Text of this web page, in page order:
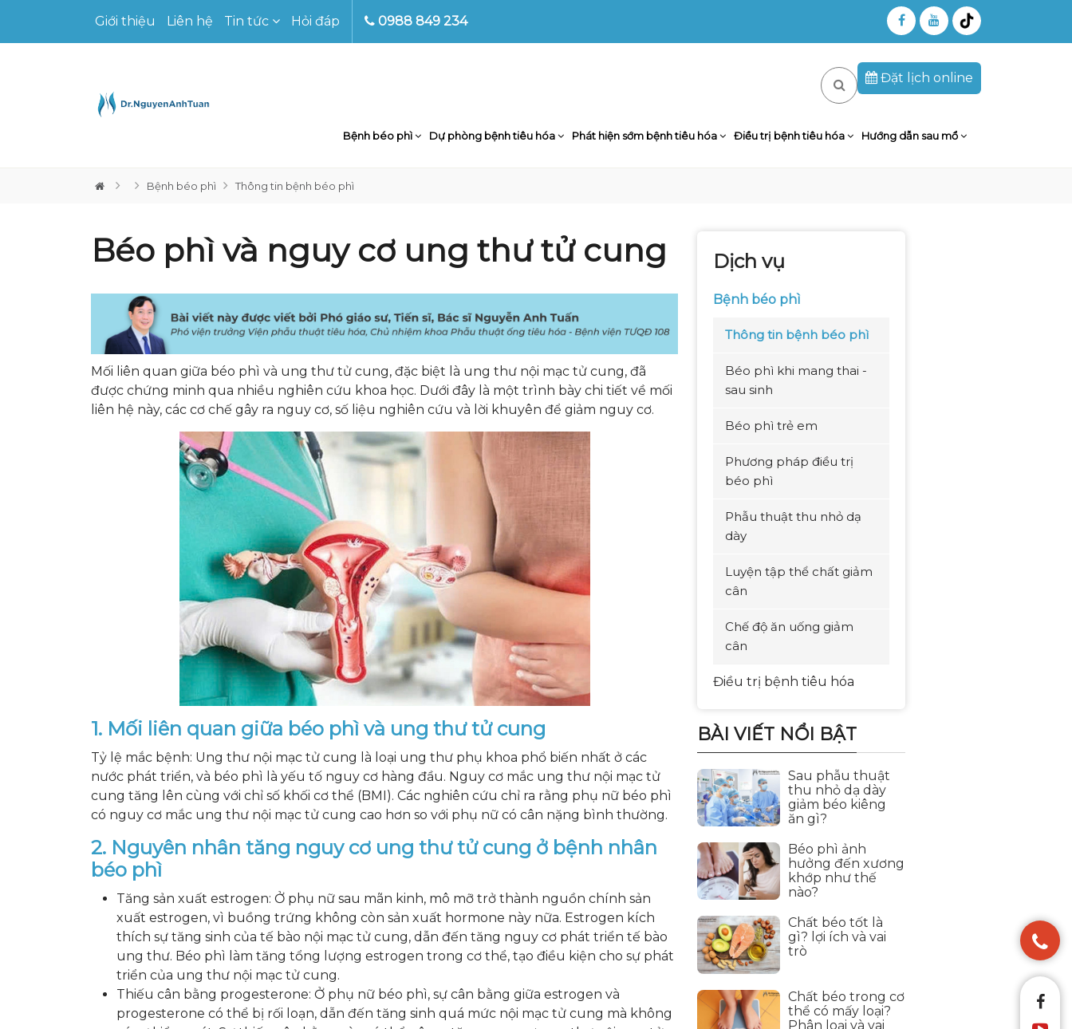
Giới thiệu Liên hệ Tin tức Hỏi đáp 0988 849 234
Đặt lịch online
Bệnh béo phì Dự phòng bệnh tiêu hóa Phát hiện sớm bệnh tiêu hóa Điều trị bệnh tiêu hóa Hướng dẫn sau mổ
Bệnh béo phì Thông tin bệnh béo phì
Béo phì và nguy cơ ung thư tử cung
Mối liên quan giữa béo phì và ung thư tử cung, đặc biệt là ung thư nội mạc tử cung, đã
được chứng minh qua nhiều nghiên cứu khoa học. Dưới đây là một trình bày chi tiết về mối
liên hệ này, các cơ chế gây ra nguy cơ, số liệu nghiên cứu và lời khuyên để giảm nguy cơ.
1. Mối liên quan giữa béo phì và ung thư tử cung
Tỷ lệ mắc bệnh: Ung thư nội mạc tử cung là loại ung thư phụ khoa phổ biến nhất ở các
nước phát triển, và béo phì là yếu tố nguy cơ hàng đầu. Nguy cơ mắc ung thư nội mạc tử
cung tăng lên cùng với chỉ số khối cơ thể (BMI). Các nghiên cứu chỉ ra rằng phụ nữ béo phì
có nguy cơ mắc ung thư nội mạc tử cung cao hơn so với phụ nữ có cân nặng bình thường.
2. Nguyên nhân tăng nguy cơ ung thư tử cung ở bệnh nhân
béo phì
Tăng sản xuất estrogen: Ở phụ nữ sau mãn kinh, mô mỡ trở thành nguồn chính sản
xuất estrogen, vì buồng trứng không còn sản xuất hormone này nữa. Estrogen kích
thích sự tăng sinh của tế bào nội mạc tử cung, dẫn đến tăng nguy cơ phát triển tế bào
ung thư. Béo phì làm tăng tổng lượng estrogen trong cơ thể, tạo điều kiện cho sự phát
triển của ung thư nội mạc tử cung.
Thiếu cân bằng progesterone: Ở phụ nữ béo phì, sự cân bằng giữa estrogen và
progesterone có thể bị rối loạn, dẫn đến tăng sinh quá mức nội mạc tử cung mà không
Dịch vụ
Bệnh béo phì
Thông tin bệnh béo phì
Béo phì khi mang thai -
sau sinh
Béo phì trẻ em
Phương pháp điều trị
béo phì
Phẫu thuật thu nhỏ dạ
dày
Luyện tập thể chất giảm
cân
Chế độ ăn uống giảm
cân
Điều trị bệnh tiêu hóa
BÀI VIẾT NỔI BẬT
Sau phẫu thuật
thu nhỏ dạ dày
giảm béo kiêng
ăn gì?
Béo phì ảnh
hưởng đến xương
khớp như thế
nào?
Chất béo tốt là
gì? lợi ích và vai
trò
Chất béo trong cơ
thể có mấy loại?
Phân loại và vai